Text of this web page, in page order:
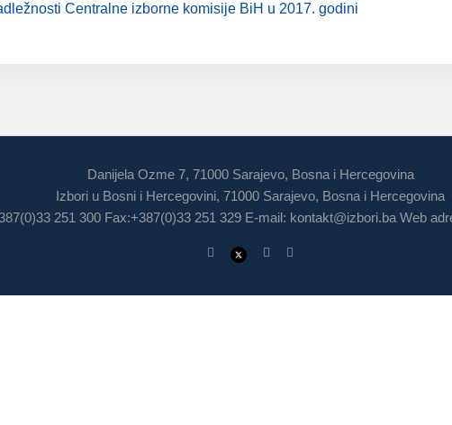
Centralne izborne komisije BiH u 2017. godini
Danijela Ozme 7, 71000 Sarajevo, Bosna i Hercegovina
Izbori u Bosni i Hercegovini, 71000 Sarajevo, Bosna i Hercegovina
251 300 Fax:+387(0)33 251 329 E-mail: kontakt@izbori.baWeb